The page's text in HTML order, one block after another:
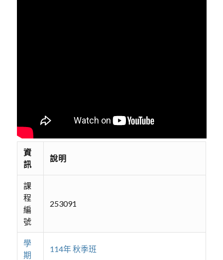
資
訊
說明
課
程
編
號
253091
學
期
114年 秋季班